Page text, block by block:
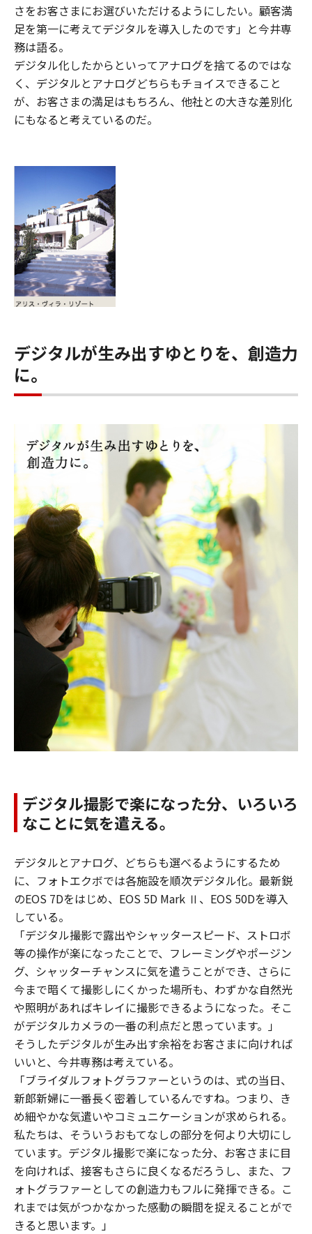
さをお客さまにお選びいただけるようにしたい。顧客満
足を第一に考えてデジタルを導入したのです」と今井専
務は語る。
デジタル化したからといってアナログを捨てるのではな
く、デジタルとアナログどちらもチョイスできること
が、お客さまの満足はもちろん、他社との大きな差別化
にもなると考えているのだ。
デジタルが生み出すゆとりを、創造力
に。
デジタル撮影で楽になった分、いろいろ
なことに気を遣える。
デジタルとアナログ、どちらも選べるようにするため
に、フォトエクボでは各施設を順次デジタル化。最新鋭
のEOS 7Dをはじめ、EOS 5D Mark Ⅱ、EOS 50Dを導入
している。
「デジタル撮影で露出やシャッタースピード、ストロボ
等の操作が楽になったことで、フレーミングやポージン
グ、シャッターチャンスに気を遣うことができ、さらに
今まで暗くて撮影しにくかった場所も、わずかな自然光
や照明があればキレイに撮影できるようになった。そこ
がデジタルカメラの一番の利点だと思っています。」
そうしたデジタルが生み出す余裕をお客さまに向ければ
いいと、今井専務は考えている。
「ブライダルフォトグラファーというのは、式の当日、
新郎新婦に一番長く密着しているんですね。つまり、き
め細やかな気遣いやコミュニケーションが求められる。
私たちは、そういうおもてなしの部分を何より大切にし
ています。デジタル撮影で楽になった分、お客さまに目
を向ければ、接客もさらに良くなるだろうし、また、フ
ォトグラファーとしての創造力もフルに発揮できる。こ
れまでは気がつかなかった感動の瞬間を捉えることがで
きると思います。」